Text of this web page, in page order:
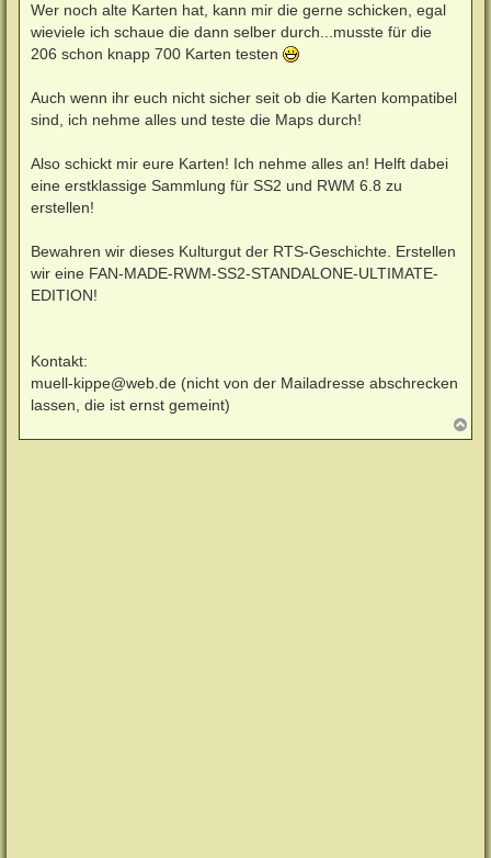
Wer noch alte Karten hat, kann mir die gerne schicken, egal
wieviele ich schaue die dann selber durch...musste für die
206 schon knapp 700 Karten testen
Auch wenn ihr euch nicht sicher seit ob die Karten kompatibel
sind, ich nehme alles und teste die Maps durch!
Also schickt mir eure Karten! Ich nehme alles an! Helft dabei
eine erstklassige Sammlung für SS2 und RWM 6.8 zu
erstellen!
Bewahren wir dieses Kulturgut der RTS-Geschichte. Erstellen
wir eine FAN-MADE-RWM-SS2-STANDALONE-ULTIMATE-
EDITION!
Kontakt:
muell-kippe@web.de (nicht von der Mailadresse abschrecken
lassen, die ist ernst gemeint)
a